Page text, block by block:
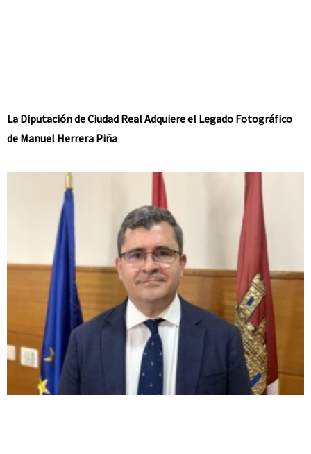
La Diputación de Ciudad Real Adquiere el Legado Fotográfico
de Manuel Herrera Piña